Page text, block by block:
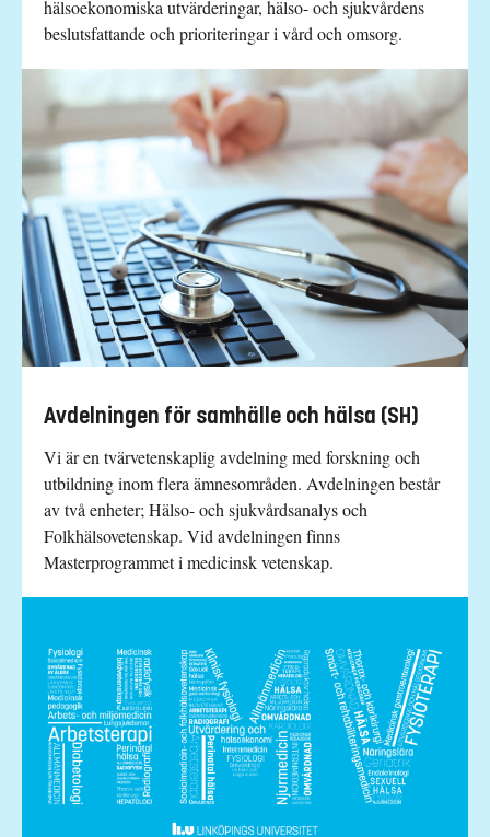
hälsoekonomiska utvärderingar, hälso- och sjukvårdens
beslutsfattande och prioriteringar i vård och omsorg.
Avdelningen för samhälle och hälsa (SH)
Vi är en tvärvetenskaplig avdelning med forskning och
utbildning inom flera ämnesområden. Avdelningen består
av två enheter; Hälso- och sjukvårdsanalys och
Folkhälsovetenskap. Vid avdelningen finns
Masterprogrammet i medicinsk vetenskap.